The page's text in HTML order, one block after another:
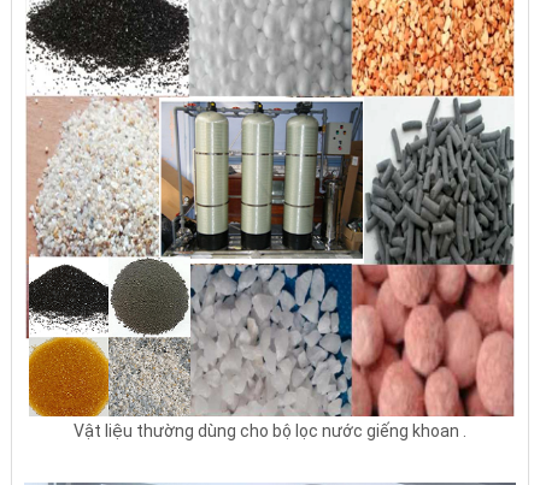
Vật liệu thường dùng cho bộ lọc nước giếng khoan .